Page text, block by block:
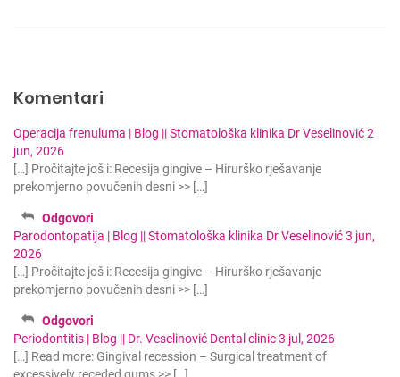
a
n
k
a
Komentari
Operacija frenuluma | Blog || Stomatološka klinika Dr Veselinović2
jun, 2026
[…] Pročitajte još i: Recesija gingive – Hirurško rješavanje
prekomjerno povučenih desni >> […]
Odgovori
Parodontopatija | Blog || Stomatološka klinika Dr Veselinović3 jun,
2026
[…] Pročitajte još i: Recesija gingive – Hirurško rješavanje
prekomjerno povučenih desni >> […]
Odgovori
Periodontitis | Blog || Dr. Veselinović Dental clinic3 jul, 2026
[…] Read more: Gingival recession – Surgical treatment of